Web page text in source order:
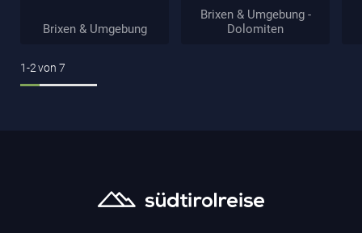
Brixen & Umgebung
Brixen & Umgebung -
Dolomiten
1-2von 7